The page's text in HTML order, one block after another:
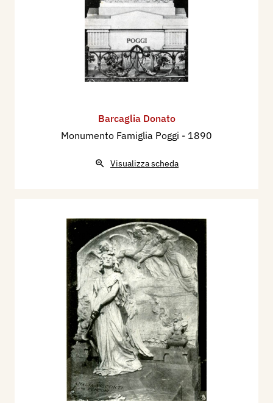
Barcaglia Donato
Monumento Famiglia Poggi - 1890
Visualizza scheda